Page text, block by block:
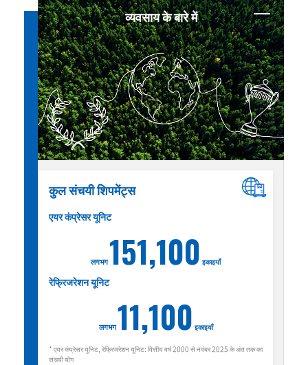
व्यवसाय के बारे में
कुल संचयी शिपमेंट्स
एयर कंप्रेसर यूनिट
लगभग151,100 इकाइयाँ
रेफ्रिजरेशन यूनिट
लगभग 11,100 इकाइयाँ
* एयर कंप्रेसर यूनिट, रेफ्रिजरेशन यूनिट: वित्तीय वर्ष 2000 से नवंबर 2025 के अंत तक का
संचयी योग